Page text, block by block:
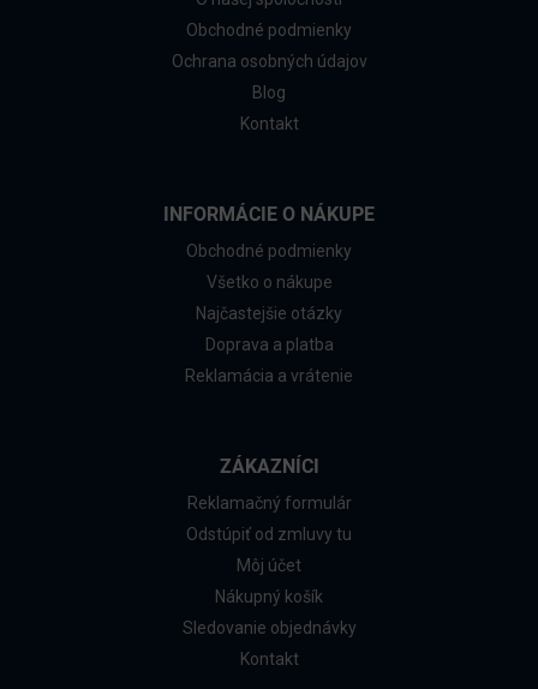
Obchodné podmienky
Ochrana osobných údajov
Blog
Kontakt
INFORMÁCIE O NÁKUPE
Obchodné podmienky
Všetko o nákupe
Najčastejšie otázky
Doprava a platba
Reklamácia a vrátenie
ZÁKAZNÍCI
Reklamačný formulár
Odstúpiť od zmluvy tu
Môj účet
Nákupný košík
Sledovanie objednávky
Kontakt